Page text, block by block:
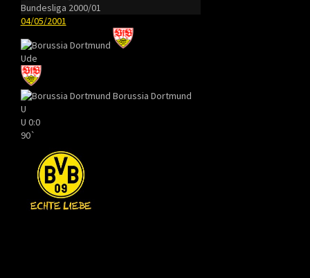
Bundesliga 2000/01
04/05/2001
Ude
Borussia Dortmund
U
U 0:0
90`